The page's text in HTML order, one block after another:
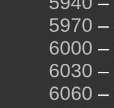
5970 –
6000 –
6030 –
6060 –